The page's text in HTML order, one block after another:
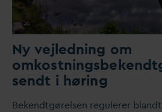
Ny vejledning om
sendt i høring
Bekendtgørelsen regulerer